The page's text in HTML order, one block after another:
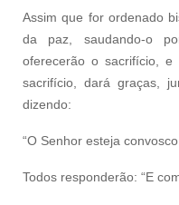
Assim que for ordenado
da paz, saudando-o
oferecerão o sacrifício,
sacrifício, dará graças,
dizendo:
“O Senhor esteja
Todos responderão: “E